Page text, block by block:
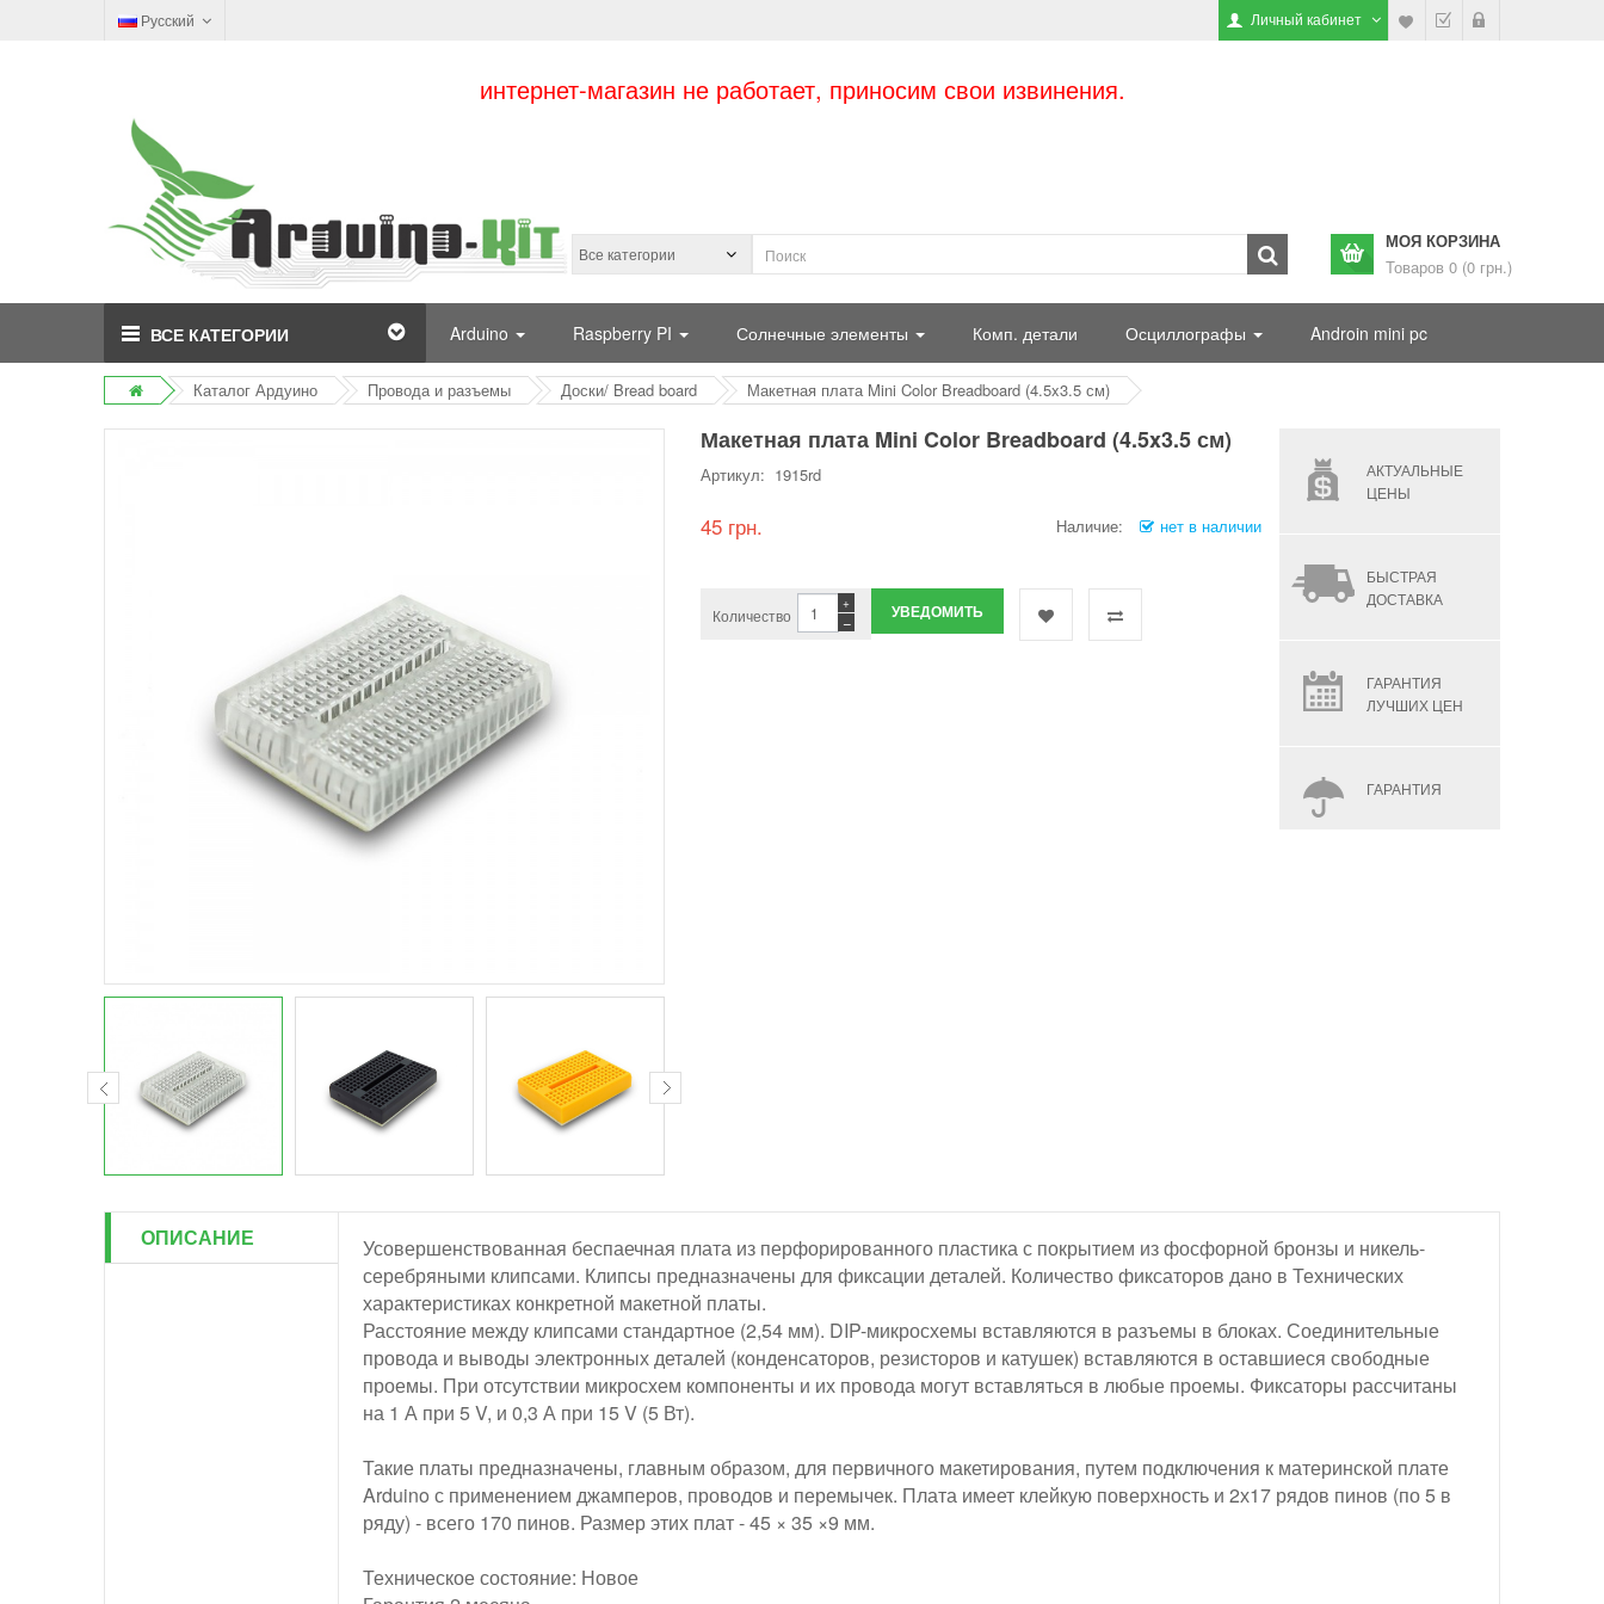
Русский Личный кабинет
интернет-магазин не работает, приносим свои извинения.
МОЯ КОРЗИНА
Товаров 0 (0 грн.)
ВСЕ КАТЕГОРИИ Arduino Raspberry PI Солнечные элементы Комп. детали Осциллографы Androin mini pc
Каталог Ардуино Провода и разъемы Доски/ Bread board Макетная плата Mini Color Breadboard (4.5x3.5 см)
Макетная плата Mini Color Breadboard (4.5x3.5 см)
Артикул: 1915rd
45 грн. Наличие: нет в наличии
Количество −
+ УВЕДОМИТЬ
АКТУАЛЬНЫЕ
ЦЕНЫ
БЫСТРАЯ
ДОСТАВКА
ГАРАНТИЯ
ЛУЧШИХ ЦЕН
ГАРАНТИЯ
ОПИСАНИЕ
Усовершенствованная беспаечная плата из перфорированного пластика с покрытием из фосфорной бронзы и никель-
серебряными клипсами. Клипсы предназначены для фиксации деталей. Количество фиксаторов дано в Технических
характеристиках конкретной макетной платы.
Расстояние между клипсами стандартное (2,54 мм). DIP-микросхемы вставляются в разъемы в блоках. Соединительные
провода и выводы электронных деталей (конденсаторов, резисторов и катушек) вставляются в оставшиеся свободные
проемы. При отсутствии микросхем компоненты и их провода могут вставляться в любые проемы. Фиксаторы рассчитаны
на 1 А при 5 V, и 0,3 А при 15 V (5 Вт).
Такие платы предназначены, главным образом, для первичного макетирования, путем подключения к материнской плате
Arduino с применением джамперов, проводов и перемычек. Плата имеет клейкую поверхность и 2х17 рядов пинов (по 5 в
ряду) - всего 170 пинов. Размер этих плат - 45 × 35 ×9 мм.
Техническое состояние: Новое